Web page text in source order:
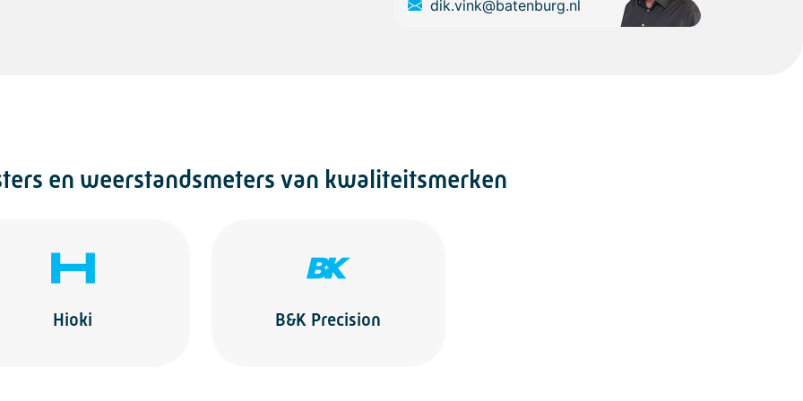
dik.vink@batenburg.nl
en weerstandsmeters van kwaliteitsmerken
Hioki B&K Precision